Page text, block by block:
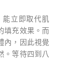
立即取代肌
填充效果。而
內，因此視覺
。等待四到八